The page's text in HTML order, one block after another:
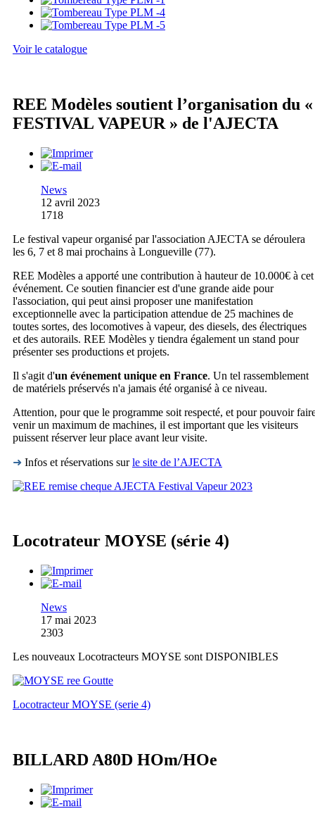
Voir le catalogue
REE Modèles soutient l’organisation du «
FESTIVAL VAPEUR » de l'AJECTA
News
12 avril 2023
1718
Le festival vapeur organisé par l'association AJECTA se déroulera
les 6, 7 et 8 mai prochains à Longueville (77).
REE Modèles a apporté une contribution à hauteur de 10.000€ à cet
événement. Ce soutien financier est d'une grande aide pour
l'association, qui peut ainsi proposer une manifestation
exceptionnelle avec la participation attendue de 25 machines de
toutes sortes, des locomotives à vapeur, des diesels, des électriques
et des autorails. REE Modèles y tiendra également un stand pour
présenter ses productions et projets.
Il s'agit d'un événement unique en France. Un tel rassemblement
de matériels préservés n'a jamais été organisé à ce niveau.
Attention, pour que le programme soit respecté, et pour pouvoir
venir un maximum de machines, il est important que les visiteurs
puissent réserver leur place avant leur visite.
➜ Infos et réservations surle site de l’AJECTA
Locotrateur MOYSE (série 4)
News
17 mai 2023
2303
Les nouveaux Locotracteurs MOYSE sont DISPONIBLES
Locotracteur MOYSE (serie 4)
BILLARD A80D HOm/HOe